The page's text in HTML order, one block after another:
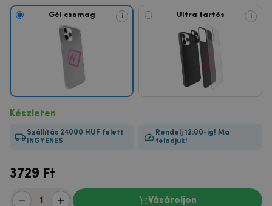
Gél csomag i Ultra tartós i
Készleten
Szállítás 24000 HUF felett
INGYENES
Rendelj 12:00-ig! Ma
feladjuk!
3729 Ft
Vásároljon